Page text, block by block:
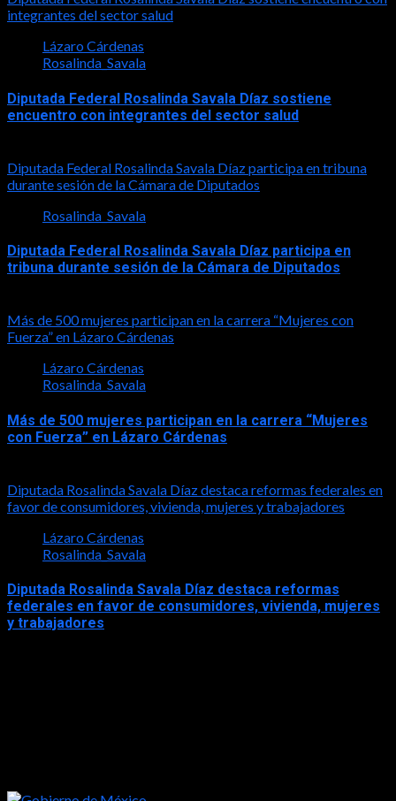
integrantes del sector salud
Lázaro Cárdenas
Rosalinda_Savala
Diputada Federal Rosalinda Savala Díaz sostiene
encuentro con integrantes del sector salud
Diputada Federal Rosalinda Savala Díaz participa en tribuna
durante sesión de la Cámara de Diputados
Rosalinda_Savala
Diputada Federal Rosalinda Savala Díaz participa en
tribuna durante sesión de la Cámara de Diputados
Más de 500 mujeres participan en la carrera “Mujeres con
Fuerza” en Lázaro Cárdenas
Lázaro Cárdenas
Rosalinda_Savala
Más de 500 mujeres participan en la carrera “Mujeres
con Fuerza” en Lázaro Cárdenas
Diputada Rosalinda Savala Díaz destaca reformas federales en
favor de consumidores, vivienda, mujeres y trabajadores
Lázaro Cárdenas
Rosalinda_Savala
Diputada Rosalinda Savala Díaz destaca reformas
federales en favor de consumidores, vivienda, mujeres
y trabajadores